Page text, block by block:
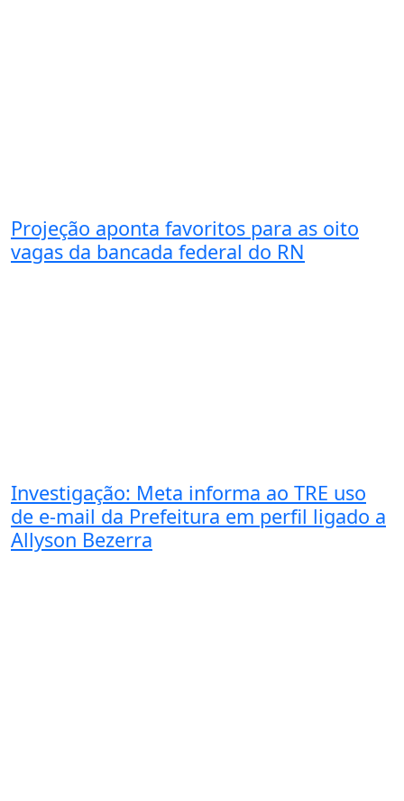
Projeção aponta favoritos para as oito
vagas da bancada federal do RN
Investigação: Meta informa ao TRE uso
de e-mail da Prefeitura em perfil ligado a
Allyson Bezerra